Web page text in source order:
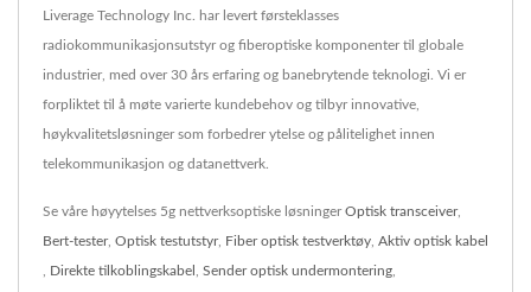
Liverage Technology Inc. har levert førsteklasses
radiokommunikasjonsutstyr og fiberoptiske komponenter til globale
industrier, med over 30 års erfaring og banebrytende teknologi. Vi er
forpliktet til å møte varierte kundebehov og tilbyr innovative,
høykvalitetsløsninger som forbedrer ytelse og pålitelighet innen
telekommunikasjon og datanettverk.
Se våre høyytelses 5g nettverksoptiske løsningerOptisk transceiver,
Bert-tester, Optisk testutstyr, Fiber optisk testverktøy Aktiv optisk kabel
Direkte tilkoblingskabel Sender optisk undermontering